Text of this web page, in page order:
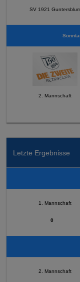
SV 1921
2. Mannschaft
Letzte Ergebnisse
1. Mannschaft
0
2. Mannschaft